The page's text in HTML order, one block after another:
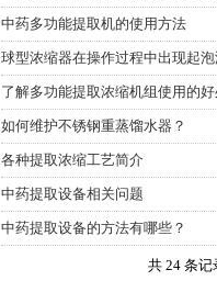
中药多功能提取机的使用方法
球型浓缩器在操作过程中出现起
了解多功能提取浓缩机组使用的
如何维护不锈钢重蒸馏水器？
各种提取浓缩工艺简介
中药提取设备相关问题
中药提取设备的方法有哪些？
共 24 条